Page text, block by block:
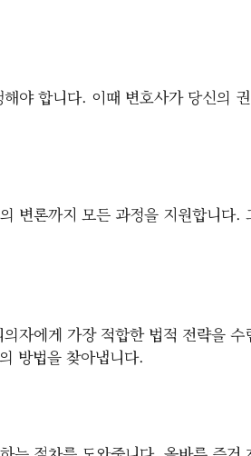
야 합니다. 이때 변호사가 당신의
변론까지 모든 과정을 지원합니다.
자에게 가장 적합한 법적 전략을 수
방법을 찾아냅니다.